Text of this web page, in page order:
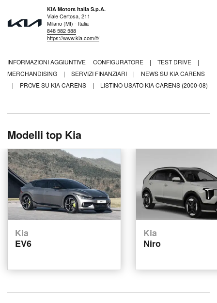
KIA Motors Italia S.p.A.
Viale Certosa, 211
Milano (MI) - Italia
848 582 588
https://www.kia.com/it/
INFORMAZIONI AGGIUNTIVE CONFIGURATORE | TEST DRIVE
|
MERCHANDISING
| SERVIZI FINANZIARI |
NEWS SU KIA CARENS
|
PROVE SU KIA CARENS | LISTINO USATO KIA CARENS (2000-08)
Modelli top Kia
Kia
EV6
Kia
Niro